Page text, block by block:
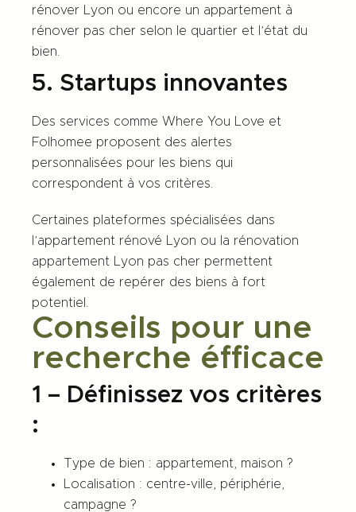
rénover Lyon ou encore un appartement à
rénover pas cher selon le quartier et l’état du
bien.
5. Startups innovantes
Des services comme Where You Love et
Folhomee proposent des alertes
personnalisées pour les biens qui
correspondent à vos critères.
Certaines plateformes spécialisées dans
l’appartement rénové Lyon ou la rénovation
appartement Lyon pas cher permettent
également de repérer des biens à fort
potentiel.
Conseils pour une
recherche éfficace
1 – Définissez vos critères
:
Type de bien : appartement, maison ?
Localisation : centre-ville, périphérie,
campagne ?